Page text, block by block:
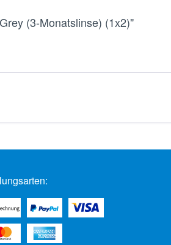
(3-Monatslinse) (1x2)"